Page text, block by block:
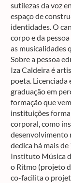
sutilezas da voz
espaço de
identidades. O
corpo e da
as musicalidades
Sobre a pessoa
Iza Caldeira é
poeta. Licenciada
graduação em
formação que
instituições
corporal, como
desenvolvimento
dedica há mais
Instituto Música
o Ritmo (projeto
co-facilita o